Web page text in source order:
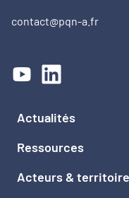
contact@pqn-a.fr
Actualités
Ressources
Acteurs &